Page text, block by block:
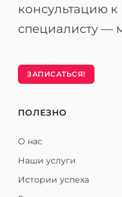
консультацию
специалисту —
ЗАПИСАТЬСЯ!
ПОЛЕЗНО
О нас
Наши услуги
Истории успеха